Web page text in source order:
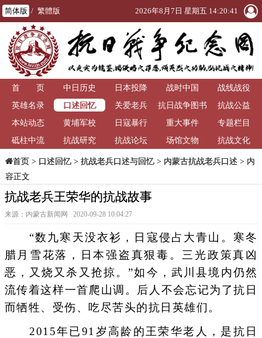
简体版 / 繁體版 2026年8月7日 星期五 14:20:41
首 页 中日历史 日本投降 战时中国
战线战役
英雄名录
口述回忆 关爱老兵
抗日战争图书
馆
抗战公益
本站动态
黄埔军校 日寇暴行 重大事件
专题栏目
砥柱中流
抗战研究 抗战论坛 场馆文物 抗战文化
首页> 口述回忆> 抗战老兵口述与回忆> 内蒙古抗战老兵口述 > 内
容正文
抗战老兵王荣华的抗战故事
来源：内蒙古新闻网 2020-09-28 10:04:27
“数九寒天没衣衫，日寇侵占大青山。寒冬
腊月雪花落，日本强盗真狠毒。三光政策真凶
恶，又烧又杀又抢掠。”如今，武川县境内仍然
流传着这样一首爬山调。后人不会忘记为了抗日
而牺牲、受伤、吃尽苦头的抗日英雄们。
2015年已91岁高龄的王荣华老人，是抗日